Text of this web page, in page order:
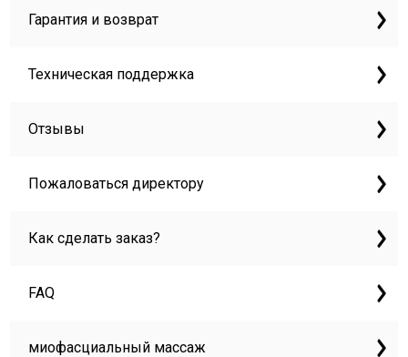
Гарантия и возврат
Техническая поддержка
Отзывы
Пожаловаться директору
Как сделать заказ?
FAQ
миофасциальный массаж